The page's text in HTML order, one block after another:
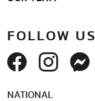
FOLLOW US
NATIONAL